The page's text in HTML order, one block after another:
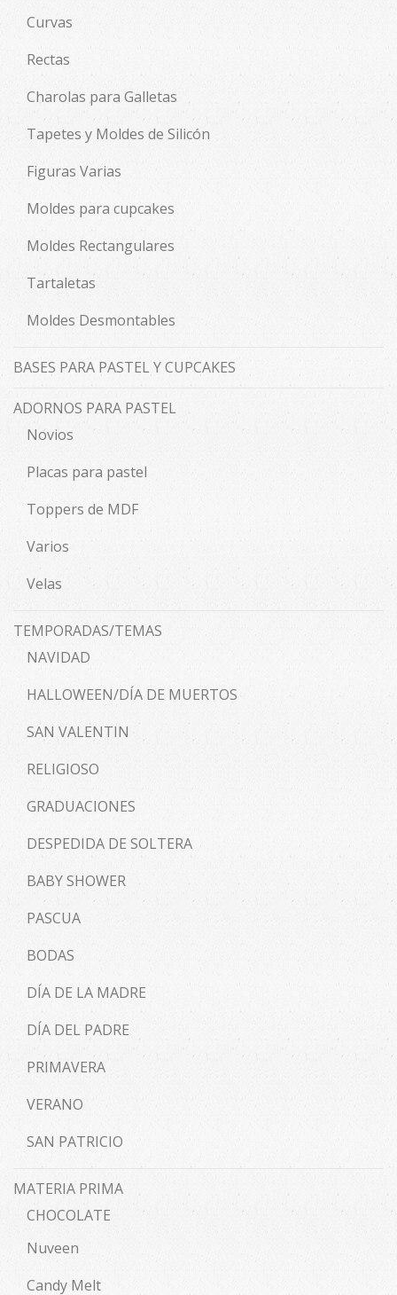
Curvas
Rectas
Charolas para Galletas
Tapetes y Moldes de Silicón
Figuras Varias
Moldes para cupcakes
Moldes Rectangulares
Tartaletas
Moldes Desmontables
BASES PARA PASTEL Y CUPCAKES
ADORNOS PARA PASTEL
Novios
Placas para pastel
Toppers de MDF
Varios
Velas
TEMPORADAS/TEMAS
NAVIDAD
HALLOWEEN/DÍA DE MUERTOS
SAN VALENTIN
RELIGIOSO
GRADUACIONES
DESPEDIDA DE SOLTERA
BABY SHOWER
PASCUA
BODAS
DÍA DE LA MADRE
DÍA DEL PADRE
PRIMAVERA
VERANO
SAN PATRICIO
MATERIA PRIMA
CHOCOLATE
Nuveen
Candy Melt